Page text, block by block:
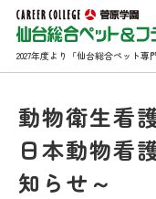
2027年度より「仙台総合ペット
動物衛生看
日本動物看
知らせ～